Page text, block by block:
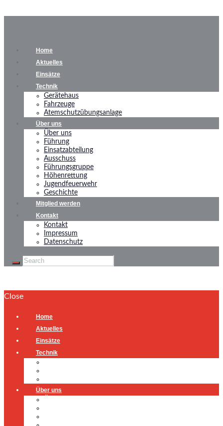
Home
Aktuelles
Einsätze
Technik
Gerätehaus
Fahrzeuge
Atemschutzübungsanlage
Über uns
Über uns
Führung
Einsatzabteilung
Ausschuss
Führungsgruppe
Höhenrettung
Jugendfeuerwehr
Geschichte
Mitglied werden
Kontakt
Kontakt
Impressum
Datenschutz
Close
Home
Aktuelles
Einsätze
Technik
Über uns